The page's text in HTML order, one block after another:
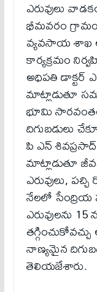
ఎరువులు
భీమవరం
వ్యవసాయ శాఖ
కార్యక్రమం
అధిపతి డాక్టర్
మాట్లాడుతూ
భూమి
దిగుబడులు
పి ఎన్ శివప్రసాద్
మాట్లాడుతూ
ఎరువులు,
నేలలో సేంద్రియ
ఎరువులను
నాణ్యమైన
తెలియజేశారు.